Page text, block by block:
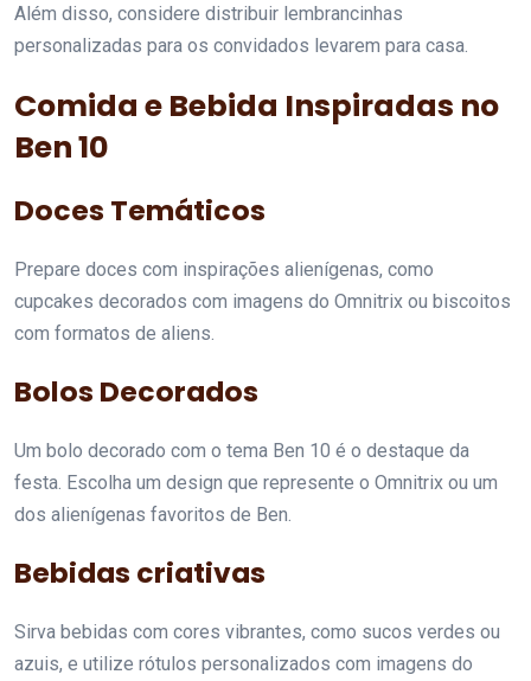
Além disso, considere distribuir lembrancinhas
personalizadas para os convidados levarem para casa.
Comida e Bebida Inspiradas no
Ben 10
Doces Temáticos
Prepare doces com inspirações alienígenas, como
cupcakes decorados com imagens do Omnitrix ou biscoitos
com formatos de aliens.
Bolos Decorados
Um bolo decorado com o tema Ben 10 é o destaque da
festa. Escolha um design que represente o Omnitrix ou um
dos alienígenas favoritos de Ben.
Bebidas criativas
Sirva bebidas com cores vibrantes, como sucos verdes ou
azuis, e utilize rótulos personalizados com imagens do